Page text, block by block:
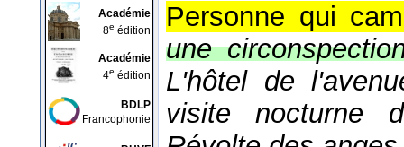
Académie
8e édition
Académie
4e édition
BDLP
Francophonie
Personne qui
une
L'hôtel de
visite nocturne